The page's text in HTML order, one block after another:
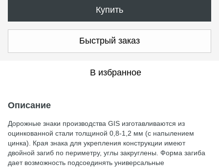
Купить
Быстрый заказ
В избранное
Описание
Дорожные знаки производства GIS изготавливаются из
оцинкованной стали толщиной 0,8-1,2 мм (с напылением
цинка). Края знака для укрепления конструкции имеют
двойной загиб по периметру, углы закруглены. Форма загиба
дает возможность подсоединять универсальные